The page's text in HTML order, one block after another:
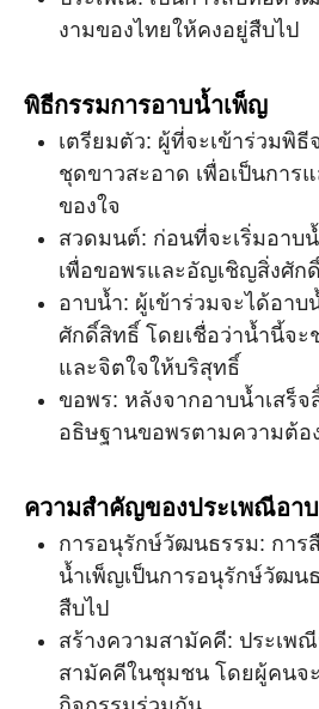
งามของไทยให้คงอยู่สืบไป
พิธีกรรมการอาบน้ำเพ็ญ
เตรียมตัว: ผู้ที่จะเข้าร่วมพิ
ชุดขาวสะอาด เพื่อเป็นการ
ของใจ
สวดมนต์: ก่อนที่จะเริ่มอาบ
เพื่อขอพรและอัญเชิญสิ่งศัก
อาบน้ำ: ผู้เข้าร่วมจะได้อา
ศักดิ์สิทธิ์ โดยเชื่อว่าน้ำนี้จะ
และจิตใจให้บริสุทธิ์
ขอพร: หลังจากอาบน้ำเสร็จ
อธิษฐานขอพรตามความต้อ
ความสำคัญของประเพณีอา
การอนุรักษ์วัฒนธรรม: การ
น้ำเพ็ญเป็นการอนุรักษ์วัฒน
สืบไป
สร้างความสามัคคี: ประเพ
สามัคคีในชุมชน โดยผู้คนจ